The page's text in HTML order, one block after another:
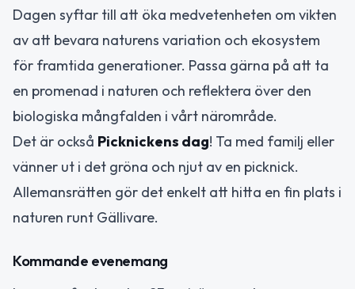
Dagen syftar till att öka medvetenheten om vikten
av att bevara naturens variation och ekosystem
för framtida generationer. Passa gärna på att ta
en promenad i naturen och reflektera över den
biologiska mångfalden i vårt närområde.
Det är också Picknickens dag! Ta med familj eller
vänner ut i det gröna och njut av en picknick.
Allemansrätten gör det enkelt att hitta en fin plats i
naturen runt Gällivare.
Kommande evenemang